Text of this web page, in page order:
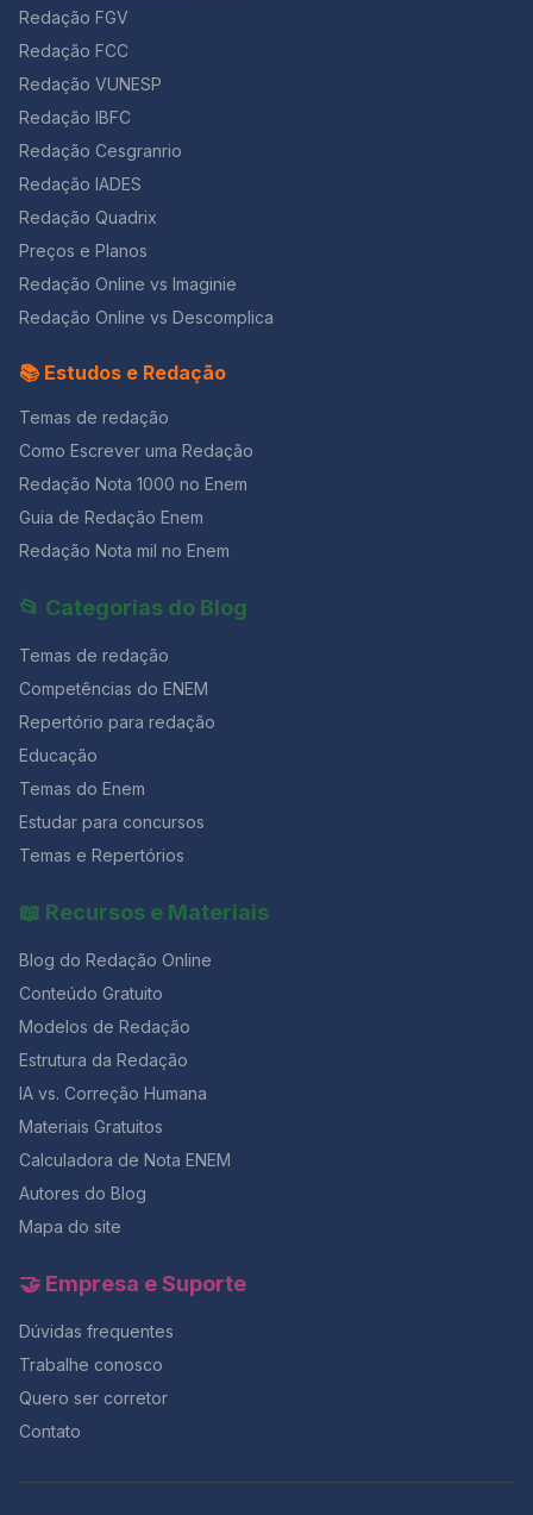
Redação FGV
Redação FCC
Redação VUNESP
Redação IBFC
Redação Cesgranrio
Redação IADES
Redação Quadrix
Preços e Planos
Redação Online vs Imaginie
Redação Online vs Descomplica
📚 Estudos e Redação
Temas de redação
Como Escrever uma Redação
Redação Nota 1000 no Enem
Guia de Redação Enem
Redação Nota mil no Enem
📂 Categorias do Blog
Temas de redação
Competências do ENEM
Repertório para redação
Educação
Temas do Enem
Estudar para concursos
Temas e Repertórios
📖 Recursos e Materiais
Blog do Redação Online
Conteúdo Gratuito
Modelos de Redação
Estrutura da Redação
IA vs. Correção Humana
Materiais Gratuitos
Calculadora de Nota ENEM
Autores do Blog
Mapa do site
🤝 Empresa e Suporte
Dúvidas frequentes
Trabalhe conosco
Quero ser corretor
Contato